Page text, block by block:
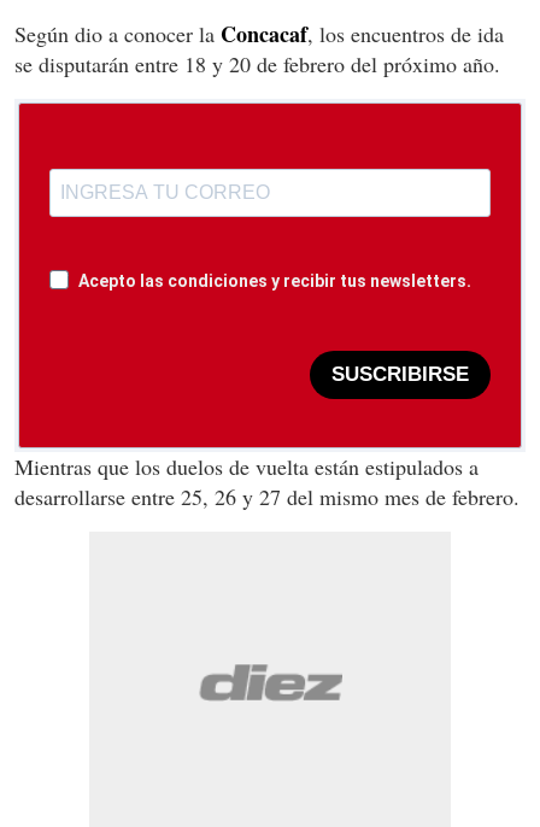
Según dio a conocer la Concacaf, los encuentros de ida
se disputarán entre 18 y 20 de febrero del próximo año.
Acepto las condiciones y recibir tus newsletters.
SUSCRIBIRSE
Mientras que los duelos de vuelta están estipulados a
desarrollarse entre 25, 26 y 27 del mismo mes de febrero.